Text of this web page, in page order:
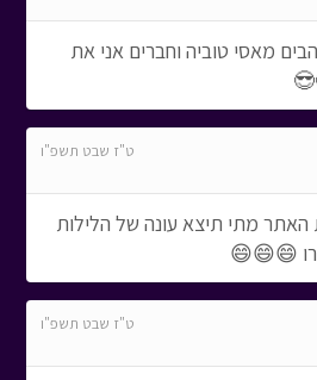
מאסי טוביה וחברים אני את
ט"ז שבט תשפ"ו
מתי תיצא עונה של הלילות
😄😄😄
ט"ז שבט תשפ"ו